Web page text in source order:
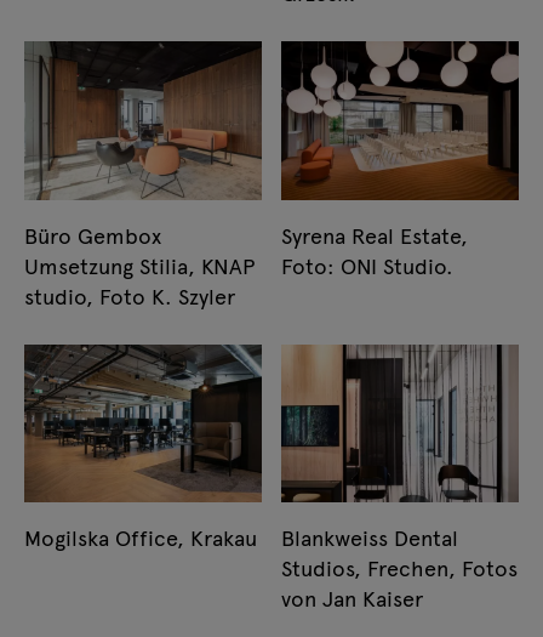
Büro Gembox
Umsetzung Stilia, KNAP
studio, Foto K. Szyler
Syrena Real Estate,
Foto: ONI Studio.
Mogilska Office, Krakau
Blankweiss Dental
Studios, Frechen, Fotos
von Jan Kaiser